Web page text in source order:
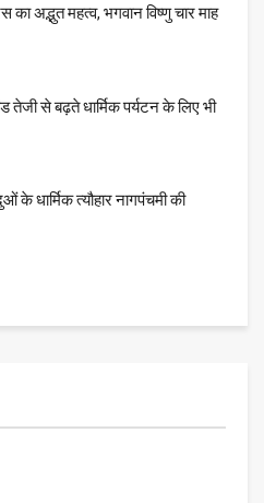
का अद्भुत महत्व, भगवान विष्णु चार माह
तेजी से बढ़ते धार्मिक पर्यटन के लिए भी
के धार्मिक त्यौहार नागपंचमी की